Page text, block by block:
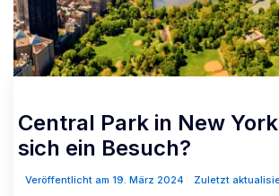
Central Park in New
sich ein Besuch?
Veröffentlicht am 19. März 2024
Zuletzt